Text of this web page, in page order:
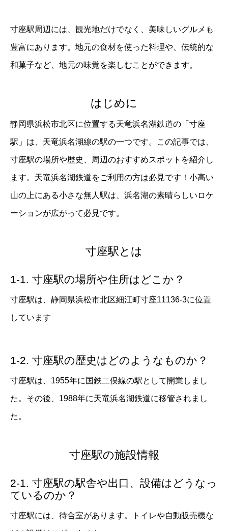
寸座駅周辺には、観光地だけでなく、美味しいグルメも
豊富にあります。地元の食材を使った料理や、伝統的な
和菓子など、地元の味覚を楽しむことができます。
はじめに
静岡県浜松市北区に位置する天竜浜名湖鉄道の「寸座
駅」は、天竜浜名湖線の駅の一つです。この記事では、
寸座駅の場所や歴史、周辺のおすすめスポットを紹介し
ます。天竜浜名湖鉄道をご利用の方は必見です！小高い
山の上にある小さな無人駅は、浜名湖の素晴らしいロケ
ーションが広がって必見です。
寸座駅とは
1-1. 寸座駅の場所や住所はどこか？
寸座駅は、静岡県浜松市北区細江町寸座11136-3に位置
しています
1-2. 寸座駅の歴史はどのようなものか？
寸座駅は、1955年に国鉄二俣線の駅として開業しまし
た。その後、1988年に天竜浜名湖鉄道に移管されまし
た。
寸座駅の施設情報
2-1. 寸座駅の駅舎や出口、設備はどうなっ
ているのか？
寸座駅には、待合室があります。トイレや自動販売機な